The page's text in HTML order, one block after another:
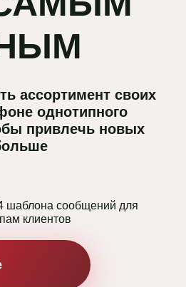
шаблона сообщений для
клиентов
ассортимент своих
однотипного
привлечь новых